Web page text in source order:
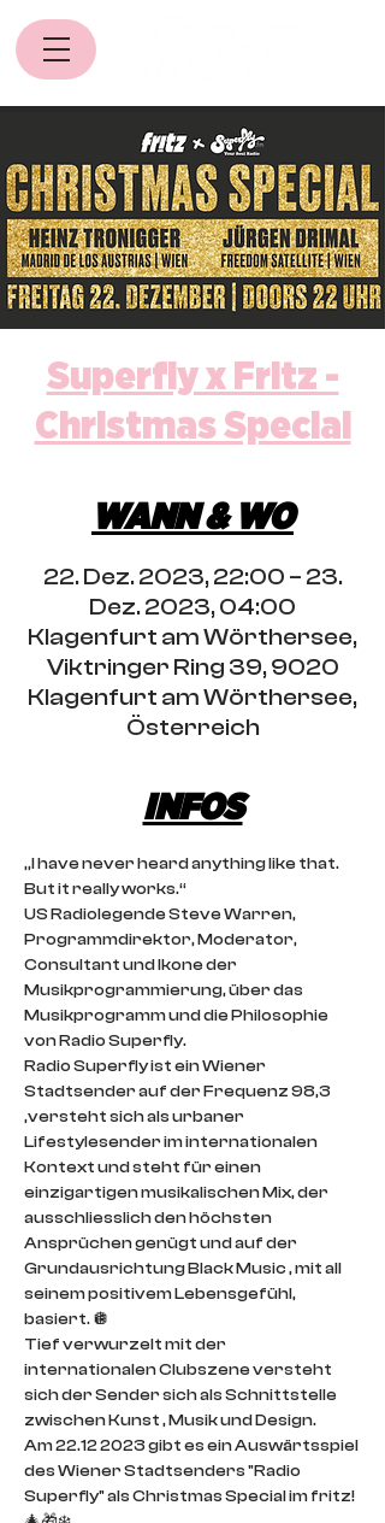
Superfly x Fritz -
Christmas Special
WANN & WO
22. Dez. 2023, 22:00 – 23.
Dez. 2023, 04:00
Klagenfurt am Wörthersee,
Viktringer Ring 39, 9020
Klagenfurt am Wörthersee,
Österreich
INFOS
„I have never heard anything like that.
But it really works.“
US Radiolegende Steve Warren,
Programmdirektor, Moderator,
Consultant und Ikone der
Musikprogrammierung, über das
Musikprogramm und die Philosophie
von Radio Superfly.
Radio Superfly ist ein Wiener
Stadtsender auf der Frequenz 98,3
,versteht sich als urbaner
Lifestylesender im internationalen
Kontext und steht für einen
einzigartigen musikalischen Mix, der
ausschliesslich den höchsten
Ansprüchen genügt und auf der
Grundausrichtung Black Music , mit all
seinem positivem Lebensgefühl,
basiert. 🪩
Tief verwurzelt mit der
internationalen Clubszene versteht
sich der Sender sich als Schnittstelle
zwischen Kunst , Musik und Design.
Am 22.12 2023 gibt es ein Auswärtsspiel
des Wiener Stadtsenders "Radio
Superfly" als Christmas Special im fritz!